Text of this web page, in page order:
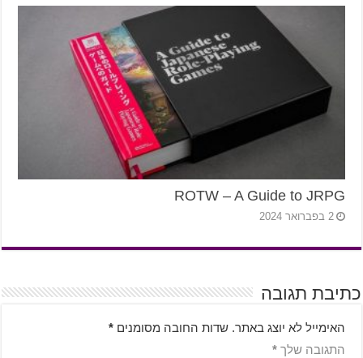
ROTW – A Guide to JRPG
2 בפברואר 2024
כתיבת תגובה
האימייל לא יוצג באתר. שדות החובה מסומנים *
התגובה שלך *